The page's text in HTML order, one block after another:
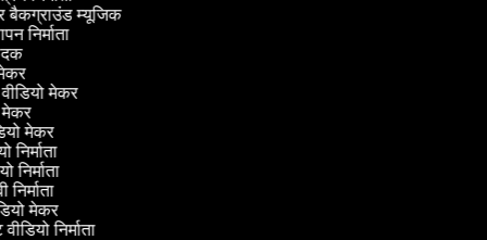
बैकग्राउंड म्यूजिक
निर्माता
मेकर
मेकर
मेकर
मेकर
निर्माता
निर्माता
निर्माता
मेकर
निर्माता